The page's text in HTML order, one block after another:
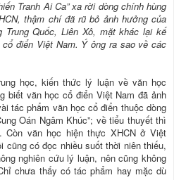
Tranh Ai Ca” xa rời dòng chính hùng
thậm chí đã rũ bỏ ảnh hưởng của
Quốc, Liên Xô, mặt khác lại kế
điển Việt Nam. Ý ông ra sao về các
học, kiến thức lý luận về văn học
biết văn học cổ điển Việt Nam đã ảnh
tác phẩm văn học cổ điển thuộc dòng
Oán Ngâm Khúc”; về tiểu thuyết thì
Còn văn học hiện thực XHCN ở Việt
cũng có đọc nhiều suốt thời niên thiếu,
nghiên cứu lý luận, nên cũng không
chưa thấy có tác phẩm hay mặc dù